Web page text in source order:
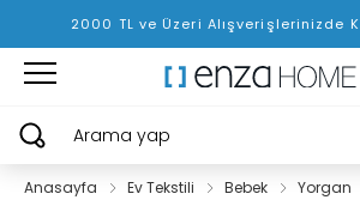
2000 TL ve Üzeri Alışverişlerinizde
Arama yap
Anasayfa Ev Tekstili Bebek Yorgan